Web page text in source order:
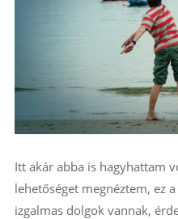
Itt akár abba is hagyhattam
lehetőséget megnéztem, ez a
izgalmas dolgok vannak,